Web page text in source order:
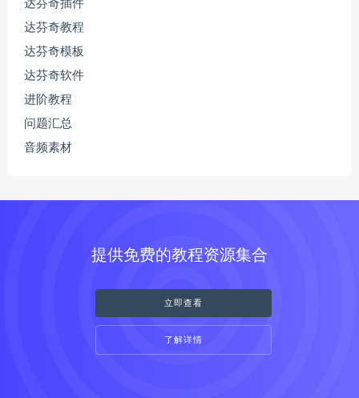
达芬奇插件
达芬奇教程
达芬奇模板
达芬奇软件
进阶教程
问题汇总
音频素材
提供免费的教程资源集合
立即查看
了解详情